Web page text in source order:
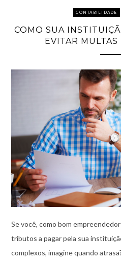
CONTABILIDADE
COMO SUA
EVITAR
Se você, como bom
tributos a pagar pela sua
complexos, imagine quando